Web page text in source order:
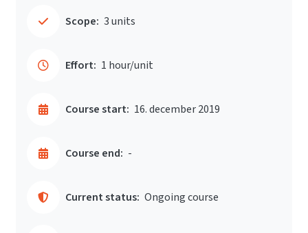
Scope: 3 units
Effort: 1 hour/unit
Course start: 16. december 2019
Course end: -
Current status: Ongoing course